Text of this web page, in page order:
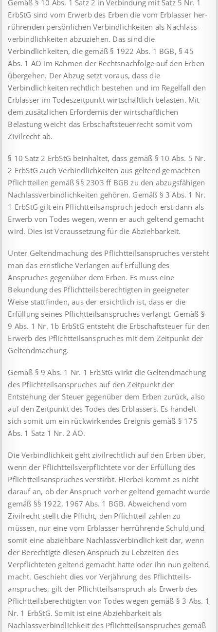
Gemäß § 10 Abs. 1 Satz 2 in Verbindung mit Satz 5 Nr. 1
ErbStG sind vom Erwerb des Erben die vom Erblasser her­
rüh­renden persönlichen Verbindlichkeiten als Nachlass­
ver­bind­lich­keiten abzuziehen. Das sind die
Verbindlichkeiten, die gemäß § 1922 Abs. 1 BGB, § 45
Abs. 1 AO im Rahmen der Rechts­nachfolge auf den Erben
übergehen. Der Abzug setzt voraus, dass die
Verbindlichkeiten rechtlich bestehen und im Regel­fall den
Erblasser im Todeszeitpunkt wirtschaftlich belasten. Mit
dem zusätzlichen Erfordernis der wirtschaftlichen
Belastung weicht das Erbschaftsteuerrecht somit vom
Zivilrecht ab.
§ 10 Satz 2 ErbStG beinhaltet, dass gemäß § 10 Abs. 5 Nr.
2 ErbStG auch Verbindlichkeiten aus geltend gemachten
Pflicht­teilen gemäß §§ 2303 ff BGB zu den abzugsfähigen
Nach­lass­ver­bind­lichkeiten gehören. Gemäß § 3 Abs. 1 Nr.
1 ErbStG gilt ein Pflichtteilsanspruch jedoch erst dann als
Erwerb von Todes wegen, wenn er auch geltend gemacht
wird. Dies ist Voraus­setzung für die Abziehbarkeit.
Unter Geltendmachung des Pflichtteilsanspruches versteht
man das ernstliche Verlangen auf Erfüllung des
Anspruches gegen­über dem Erben. Es muss eine
Bekundung des Pflichtteils­berechtigten in geeigneter
Weise stattfinden, aus der ersichtlich ist, dass er die
Erfüllung seines Pflichtteilsanspruches verlangt. Gemäß §
9 Abs. 1 Nr. 1b ErbStG entsteht die Erbschaftsteuer für den
Erwerb des Pflichtteilsanspruches mit dem Zeitpunkt der
Geltendmachung.
Gemäß § 9 Abs. 1 Nr. 1 ErbStG wirkt die Geltendmachung
des Pflichtteilsanspruches auf den Zeitpunkt der
Entstehung der Steuer gegenüber dem Erben zurück, also
auf den Zeitpunkt des Todes des Erblassers. Es handelt
sich somit um ein rückwirkendes Ereignis gemäß § 175
Abs. 1 Satz 1 Nr. 2 AO.
Die Verbindlichkeit geht zivilrechtlich auf den Erben über,
wenn der Pflichtteilsverpflichtete vor der Erfüllung des
Pflicht­teils­anspruches verstirbt. Hierbei kommt es nicht
darauf an, ob der Anspruch vorher geltend gemacht wurde
gemäß §§ 1922, 1967 Abs. 1 BGB. Abweichend vom
Zivilrecht stellt die Pflicht, den Pflichtteil zahlen zu
müssen, nur eine vom Erblasser her­rüh­rende Schuld und
somit eine abziehbare Nachlassverbindlichkeit dar, wenn
der Berechtigte diesen Anspruch zu Lebzeiten des
Verpflichteten geltend gemacht hatte oder ihn nun geltend
macht. Geschieht dies vor Verjährung des Pflichtteils­
anspruches, gilt der Pflichtteilsanspruch als Erwerb des
Pflicht­teils­berechtigten von Todes wegen gemäß § 3 Abs. 1
Nr. 1 ErbStG. Somit ist eine Abziehbarkeit als
Nachlassverbindlichkeit des Pflichtteilsanspruches gemäß